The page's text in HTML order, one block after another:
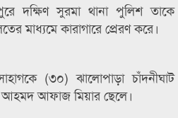
দক্ষিণ সুরমা থানা পুলিশ তাকে
মাধ্যমে কারাগারে প্রেরণ করে।
(৩০) ঝালোপাড়া চাঁদনীঘাট
আফাজ মিয়ার ছেলে।